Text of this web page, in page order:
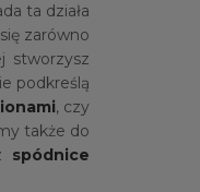
ta działa
zarówno
stworzysz
podkreślą
, czy
także do
spódnice